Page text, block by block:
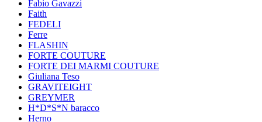
Fabio Gavazzi
Faith
FEDELI
Ferre
FLASHIN
FORTE COUTURE
FORTE DEI MARMI COUTURE
Giuliana Teso
GRAVITEIGHT
GREYMER
H*D*S*N baracco
Herno